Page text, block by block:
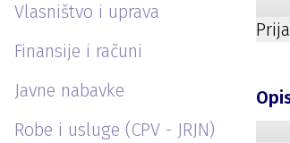
Vlasništvo i uprava
Finansije i računi
Javne nabavke
Robe i usluge (CPV - JRJN)